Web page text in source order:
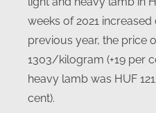
weeks of 2021
previous year, the price
1303/kilogram (+19 per
heavy lamb was HUF
cent).